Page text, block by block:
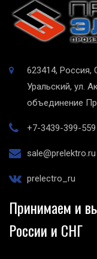
623414, Россия,
Уральский, ул.
объединение
+7-3439-399-559
sale@prelektro.ru
prelectro_ru
Принимаем и
России и СНГ